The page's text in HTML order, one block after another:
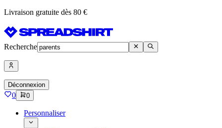
Livraison gratuite dès 80 €
Recherche
Déconnexion
0 0
Personnaliser